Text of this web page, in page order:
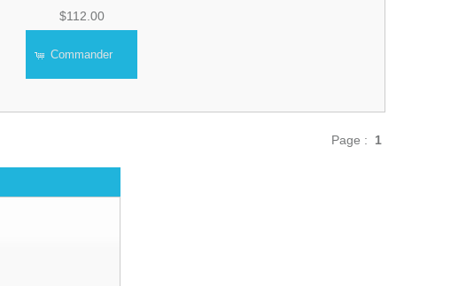
$112.00
Commander
Page : 1